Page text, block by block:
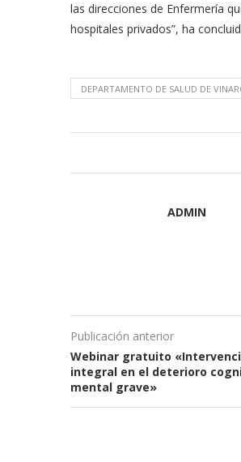
las direcciones de Enfermería
hospitales privados”, ha
DEPARTAMENTO DE SALUD DE
ADMIN
Publicación anterior
Webinar gratuito
integral en el deterioro
mental grave»